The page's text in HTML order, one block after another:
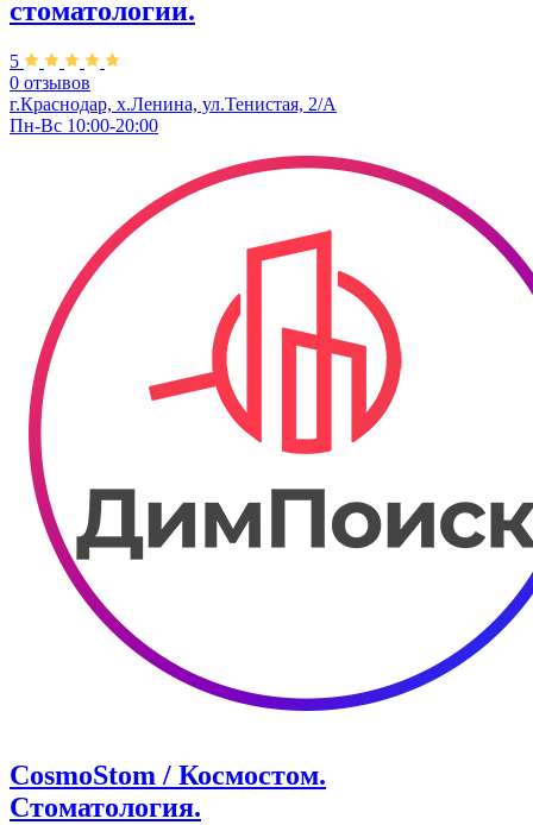
стоматологии.
5
0 отзывов
г.Краснодар, х.Ленина, ул.Тенистая, 2/А
Пн-Вс 10:00-20:00
CosmoStom / Космостом.
Стоматология.